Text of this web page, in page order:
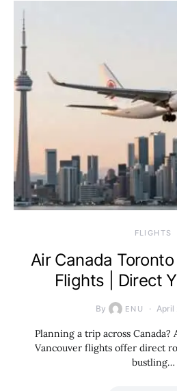
​FLIGHTS
Air Canada
Flights | Direct
By ENU April
Planning a trip across Canada?
Vancouver flights offer direct
bustling…